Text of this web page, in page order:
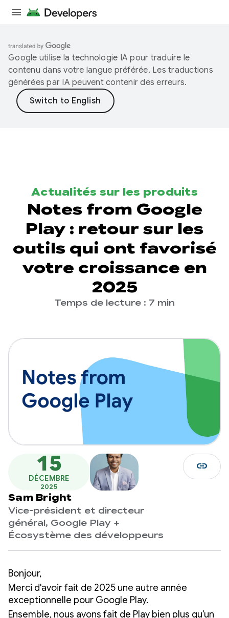
Google utilise la technologie IA pour traduire le
contenu dans votre langue préférée. Les traductions
générées par IA peuvent contenir des erreurs.
Actualités sur les produits
Notes from Google
Play : retour sur les
outils qui ont favorisé
votre croissance en
2025
Temps de lecture : 7 min
15
DÉCEMBRE
2025
Sam Bright
Vice-président et directeur
général, Google Play +
Écosystème des développeurs
link
Bonjour,
Merci d'avoir fait de 2025 une autre année
exceptionnelle pour Google Play.
Ensemble, nous avons fait de Play bien plus qu'un